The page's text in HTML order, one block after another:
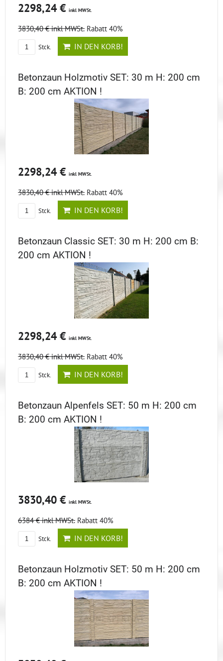
2298,24 € inkl MWSt.
3830,40 €inkl MWSt. Rabatt 40%
Stck. IN DEN KORB!
Betonzaun Holzmotiv SET: 30 m H: 200 cm
B: 200 cm AKTION !
2298,24 € inkl MWSt.
3830,40 €inkl MWSt. Rabatt 40%
Stck. IN DEN KORB!
Betonzaun Classic SET: 30 m H: 200 cm B:
200 cm AKTION !
2298,24 € inkl MWSt.
3830,40 €inkl MWSt. Rabatt 40%
Stck. IN DEN KORB!
Betonzaun Alpenfels SET: 50 m H: 200 cm
B: 200 cm AKTION !
3830,40 € inkl MWSt.
6384 €inkl MWSt. Rabatt 40%
Stck. IN DEN KORB!
Betonzaun Holzmotiv SET: 50 m H: 200 cm
B: 200 cm AKTION !